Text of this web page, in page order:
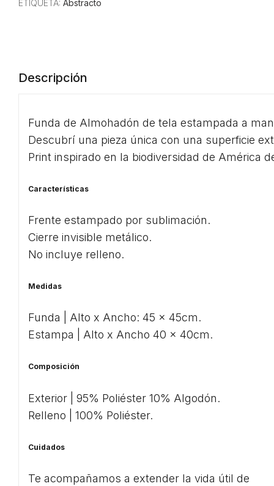
ETIQUETA: Abstracto
Descripción
Funda de Almohadón de tela estampada a
Descubrí una pieza única con una superficie
Print inspirado en la biodiversidad de América
Características
Frente estampado por sublimación.
Cierre invisible metálico.
No incluye relleno.
Medidas
Funda | Alto x Ancho: 45 x 45cm.
Estampa | Alto x Ancho 40 x 40cm.
Composición
Exterior | 95% Poliéster 10% Algodón.
Relleno | 100% Poliéster.
Cuidados
Te acompañamos a extender la vida útil de